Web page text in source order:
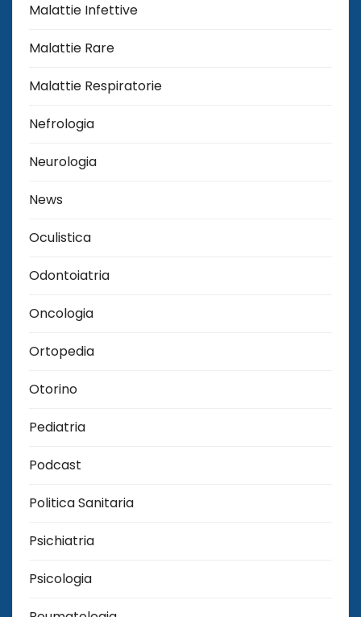
Malattie Infettive
Malattie Rare
Malattie Respiratorie
Nefrologia
Neurologia
News
Oculistica
Odontoiatria
Oncologia
Ortopedia
Otorino
Pediatria
Podcast
Politica Sanitaria
Psichiatria
Psicologia